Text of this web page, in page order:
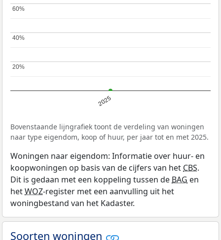
2025
20%
20%
40%
40%
60%
60%
Bovenstaande lijngrafiek toont de verdeling van woningen
naar type eigendom, koop of huur, per jaar tot en met 2025.
Woningen naar eigendom: Informatie over huur- en
koopwoningen op basis van de cijfers van hetCBS.
Dit is gedaan met een koppeling tussen deBAG en
hetWOZ-register met een aanvulling uit het
woningbestand van het Kadaster.
Soorten woningen